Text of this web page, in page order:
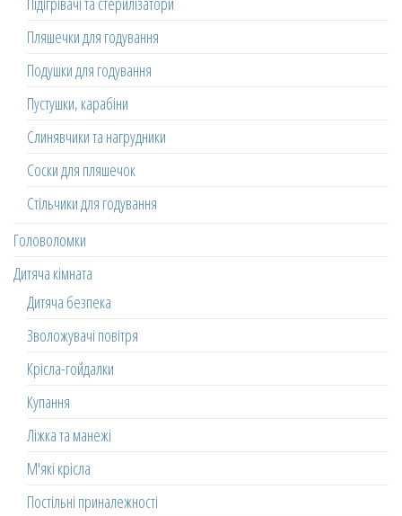
Пляшечки для годування
Подушки для годування
Пустушки, карабіни
Слинявчики та нагрудники
Соски для пляшечок
Стільчики для годування
Головоломки
Дитяча кімната
Дитяча безпека
Зволожувачі повітря
Крісла-гойдалки
Купання
Ліжка та манежі
М'які крісла
Постільні приналежності